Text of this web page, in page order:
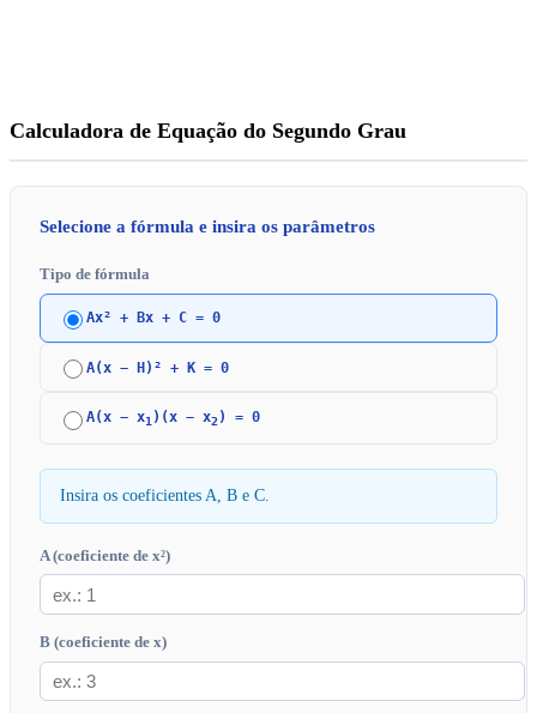
Calculadora de Equação do Segundo Grau
Selecione a fórmula e insira os parâmetros
Tipo de fórmula
Ax² + Bx + C = 0
A(x − H)² + K = 0
A(x − x1 )(x − x2 ) = 0
Insira os coeficientes A, B e C.
A (coeficiente de x²)
B (coeficiente de x)